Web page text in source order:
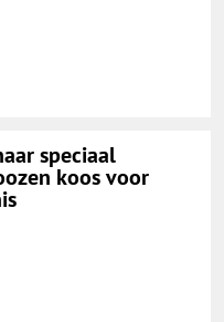
speciaal
koos voor